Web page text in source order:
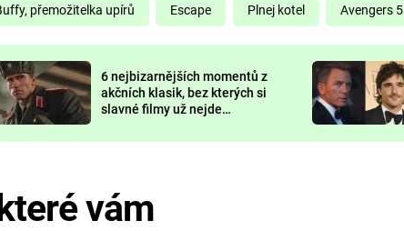
DELIVERANCE
CHUCK
NORRIS
DEADPOOL
přemožitelka upírů Escape Plnej kotel Avengers 5
6 nejbizarnějších momentů z
akčních klasik, bez kterých si
slavné filmy už nejde
vám